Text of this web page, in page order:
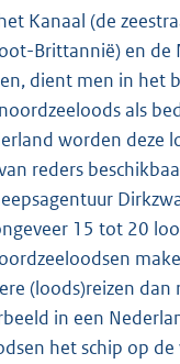
Kanaal (de
Brittannië) en de
dient men in het
als
worden deze
reders
15 tot 20
(loods)reizen dan
in een
het schip op de